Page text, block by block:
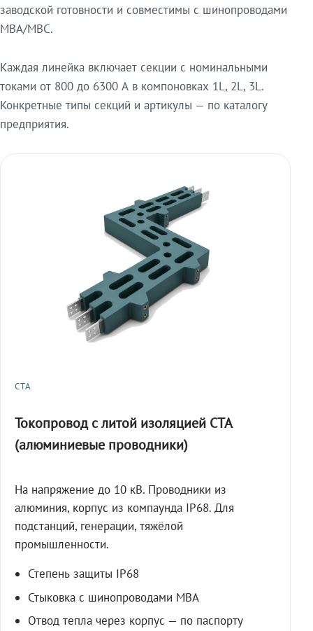
заводской готовности и совместимы с шинопроводами
МВА/МВС.
Каждая линейка включает секции с номинальными
токами от 800 до 6300 А в компоновках 1L, 2L, 3L.
Конкретные типы секций и артикулы — по каталогу
предприятия.
СТА
Токопровод с литой изоляцией СТА
(алюминиевые проводники)
На напряжение до 10 кВ. Проводники из
алюминия, корпус из компаунда IP68. Для
подстанций, генерации, тяжёлой
промышленности.
Степень защиты IP68
Стыковка с шинопроводами МВА
Отвод тепла через корпус — по паспорту